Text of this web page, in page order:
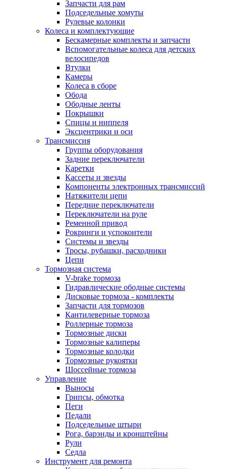
Запчасти для рам
Подседельные хомуты
Рулевые колонки
Колеса и комплектующие
Бескамерные комплекты и запчасти
Вспомогательные колеса для детских
велосипедов
Втулки
Камеры
Колеса в сборе
Обода
Ободные ленты
Покрышки
Спицы и ниппеля
Эксцентрики и оси
Трансмиссия
Группы оборудования
Задние переключатели
Каретки
Кассеты и звезды
Компоненты электронных трансмиссий
Натяжители цепи
Передние переключатели
Переключатели на руле
Ременной привод
Рокринги и успокоители
Системы и звезды
Тросы, рубашки, расходники
Цепи
Тормозная система
V-brake тормоза
Гидравлические ободные системы
Дисковые тормоза - комплекты
Запчасти для тормозов
Кантилеверные тормоза
Роллерные тормоза
Тормозные диски
Тормозные калиперы
Тормозные колодки
Тормозные рукоятки
Шоссейные тормоза
Управление
Выносы
Грипсы, обмотка
Пеги
Педали
Подседельные штыри
Рога, барэнды и кронштейны
Рули
Седла
Инструмент для ремонта